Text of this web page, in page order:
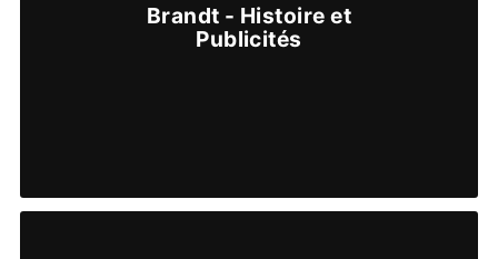
Brandt - Histoire et
Publicités